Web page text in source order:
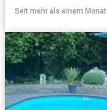
Seit mehr als einem Monat